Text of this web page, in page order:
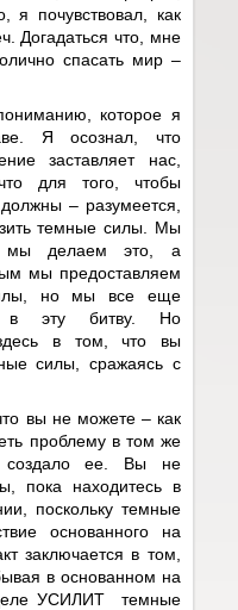
я почувствовал, как
Догадаться что, мне
спасать мир –
которое я
Я осознал, что
заставляет нас,
для того, чтобы
– разумеется,
темные силы. Мы
мы делаем это, а
мы предоставляем
но мы все еще
в эту битву. Но
здесь в том, что вы
силы, сражаясь с
вы не можете – как
проблему в том же
создало ее. Вы не
пока находитесь в
поскольку темные
основанного на
заключается в том,
в основанном на
УСИЛИТ темные